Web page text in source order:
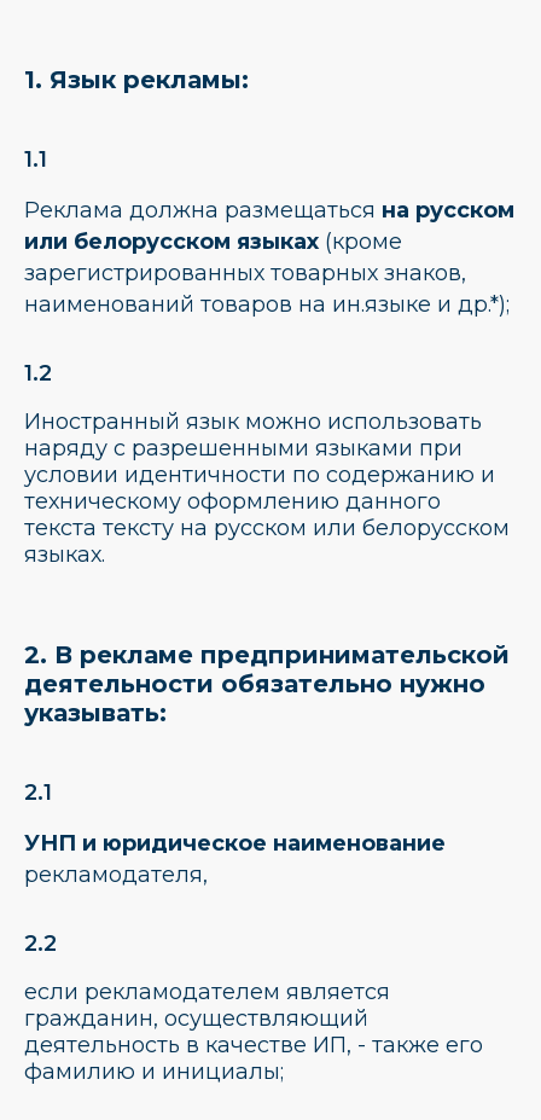
1. Язык рекламы:
1.1
Реклама должна размещаться на русском
или белорусском языках (кроме
зарегистрированных товарных знаков,
наименований товаров на ин.языке и др.*);
1.2
Иностранный язык можно использовать
наряду с разрешенными языками при
условии идентичности по содержанию и
техническому оформлению данного
текста тексту на русском или белорусском
языках.
2. В рекламе предпринимательской
деятельности обязательно нужно
указывать:
2.1
УНП и юридическое наименование
рекламодателя,
2.2
если рекламодателем является
гражданин, осуществляющий
деятельность в качестве ИП, - также его
фамилию и инициалы;